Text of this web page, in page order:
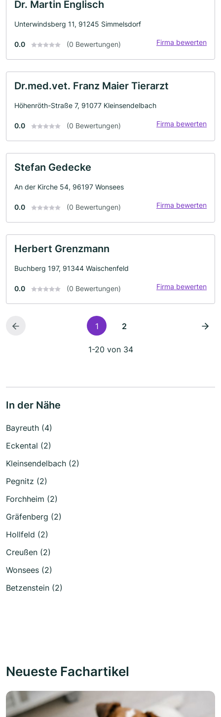
Dr. Martin Englisch
Unterwindsberg 11, 91245 Simmelsdorf
0.0 (0 Bewertungen) Firma bewerten
Dr.med.vet. Franz Maier Tierarzt
Höhenröth-Straße 7, 91077 Kleinsendelbach
0.0 (0 Bewertungen) Firma bewerten
Stefan Gedecke
An der Kirche 54, 96197 Wonsees
0.0 (0 Bewertungen) Firma bewerten
Herbert Grenzmann
Buchberg 197, 91344 Waischenfeld
0.0 (0 Bewertungen) Firma bewerten
1 2
1-20 von 34
In der Nähe
Bayreuth (4)
Eckental (2)
Kleinsendelbach (2)
Pegnitz (2)
Forchheim (2)
Gräfenberg (2)
Hollfeld (2)
Creußen (2)
Wonsees (2)
Betzenstein (2)
Neueste Fachartikel